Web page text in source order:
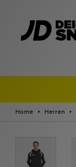
Home Herren